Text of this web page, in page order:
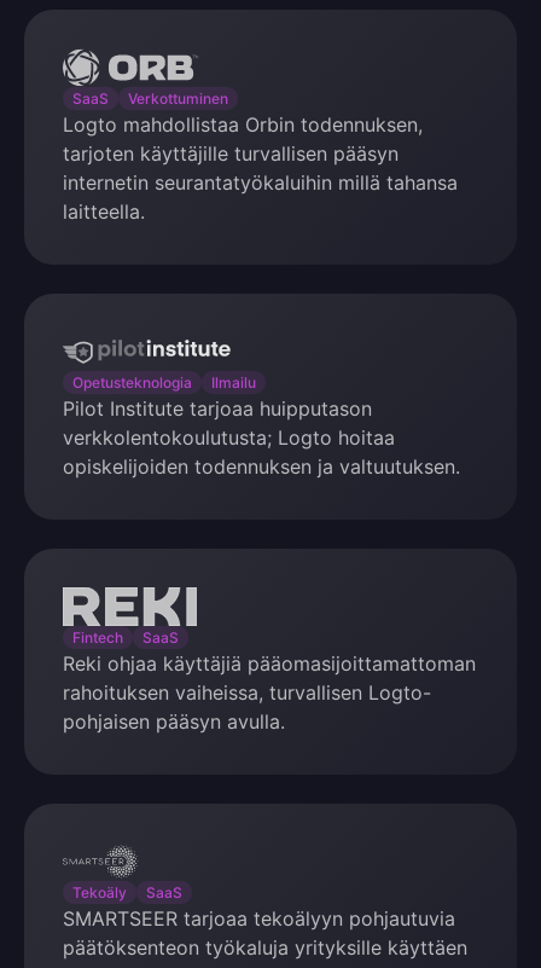
SaaS Verkottuminen
Orb
Logto mahdollistaa Orbin todennuksen,
tarjoten käyttäjille turvallisen pääsyn
internetin seurantatyökaluihin millä tahansa
laitteella.
Opetusteknologia Ilmailu
Pilot
Institute
Pilot Institute tarjoaa huipputason
verkkolentokoulutusta; Logto hoitaa
opiskelijoiden todennuksen ja valtuutuksen.
Fintech SaaS
Reki
Reki ohjaa käyttäjiä pääomasijoittamattoman
rahoituksen vaiheissa, turvallisen Logto-
pohjaisen pääsyn avulla.
Tekoäly SaaS
SMARTSEER
SMARTSEER tarjoaa tekoälyyn pohjautuvia
päätöksenteon työkaluja yrityksille käyttäen